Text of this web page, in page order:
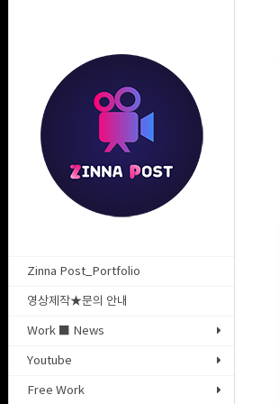
Zinna Post_Portfolio
영상제작★문의 안내
Work ■ News
Youtube
Free Work